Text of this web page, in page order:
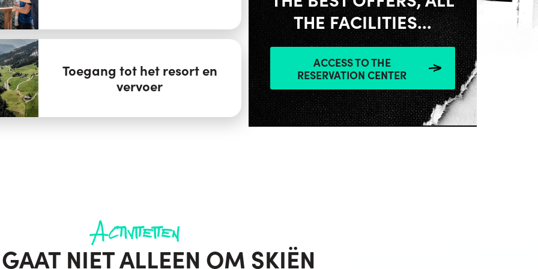
Toegang tot het resort en
vervoer
THE FACILITIES...
ACCESS TO THE
RESERVATION CENTER
Activiteiten
NIET ALLEEN OM SKIËN